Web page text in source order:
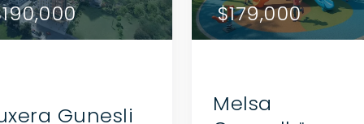
$156,000
$190,000
Gunesli
KONTAKTIEREN SIE
DEN AGENTEN
$179,000
Melsa
KONTAKTIEREN SIE
DEN AGENTEN